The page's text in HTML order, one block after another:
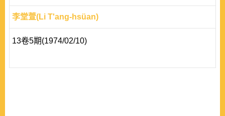
李堂萱(Li T'ang-hsüan)
13卷5期(1974/02/10)